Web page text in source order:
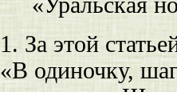
1. За этой
«В одиночку,